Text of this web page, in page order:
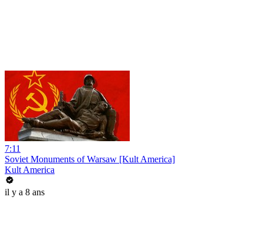
7:11
Soviet Monuments of Warsaw [Kult America]
Kult America
il y a 8 ans